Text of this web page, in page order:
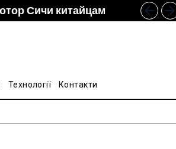
Сичи китайцам
Подкомиссии по
новую заявку в АМКУ о
из Китая
Технології Контакти